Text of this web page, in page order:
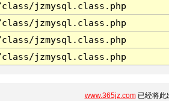
jzmysql.class.php
jzmysql.class.php
jzmysql.class.php
jzmysql.class.php
www.365jz.com已经将此